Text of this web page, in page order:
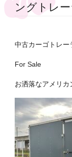
ングトレ
中古カーゴトレー
For Sale
お洒落なアメリカ